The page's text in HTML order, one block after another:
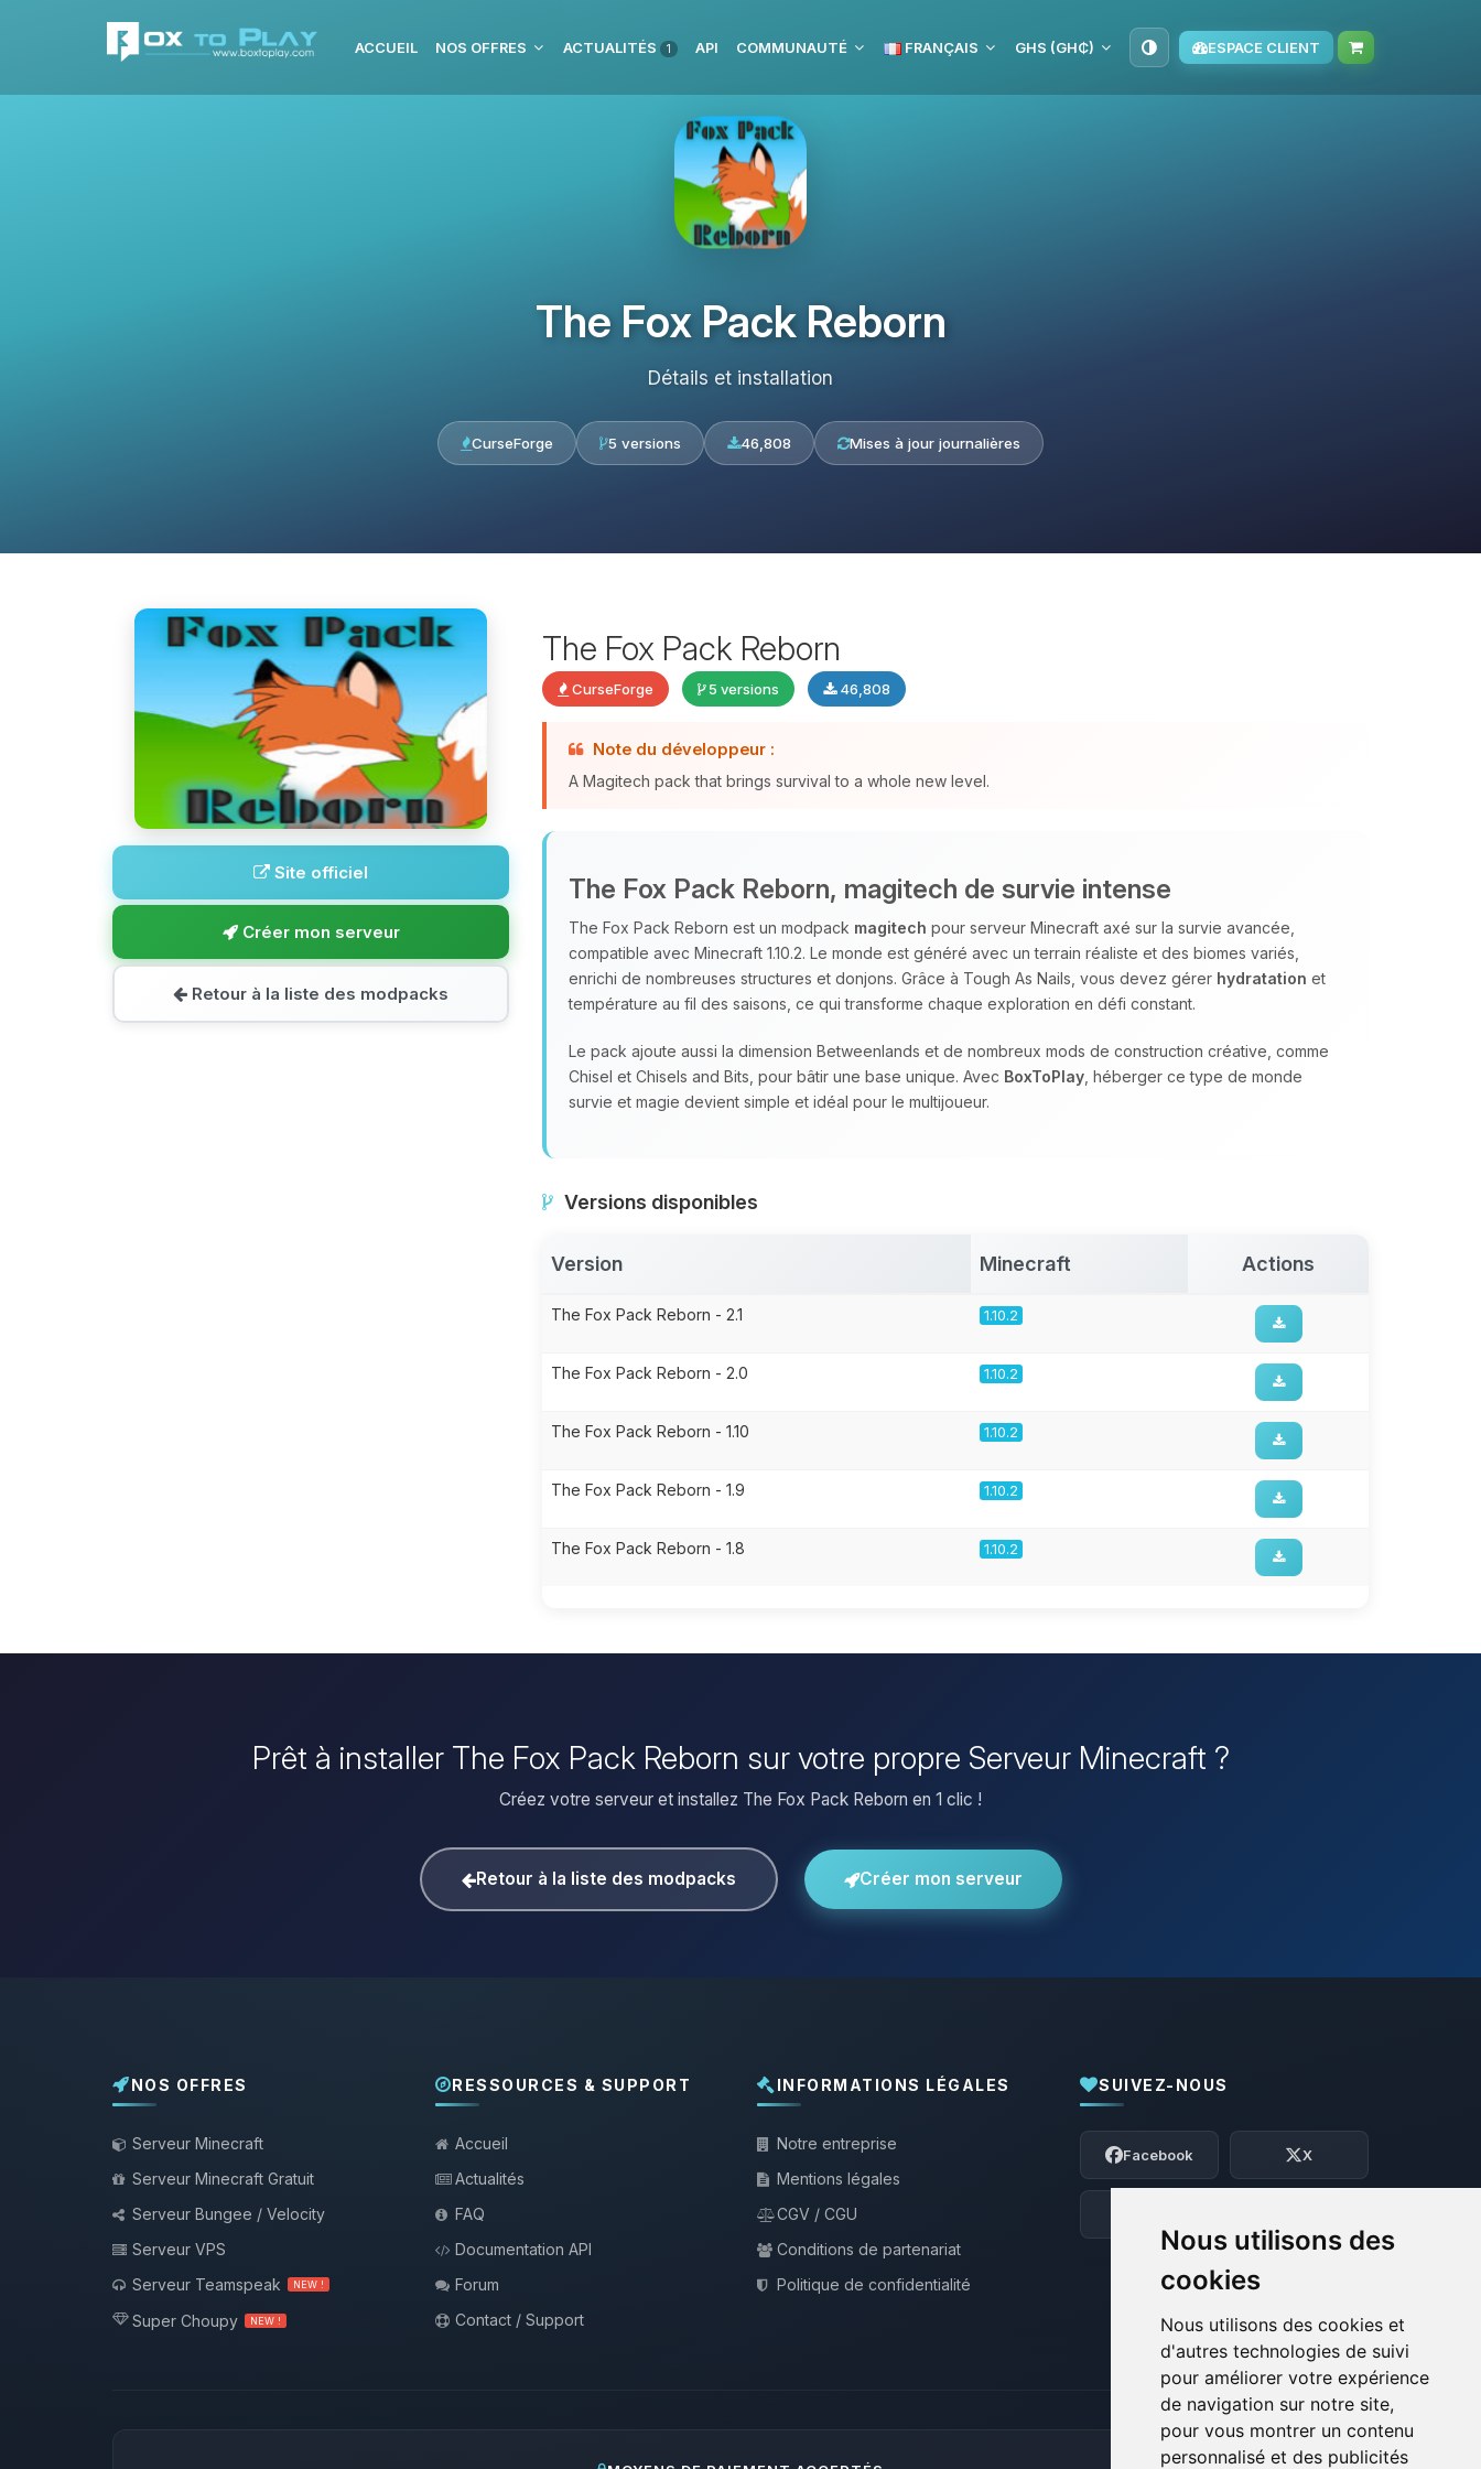
Nous utilisons des
cookies
Nous utilisons des cookies et
d'autres technologies de suivi
pour améliorer votre expérience
de navigation sur notre site,
pour vous montrer un contenu
personnalisé et des publicités
ACCUEIL NOS OFFRES ACTUALITÉS 1 API COMMUNAUTÉ FRANÇAIS GHS (GH₵) ESPACE CLIENT
The Fox Pack Reborn
Détails et installation
CurseForge 5 versions 46,808 Mises à jour journalières
Site officiel
Créer mon serveur
Retour à la liste des modpacks
The Fox Pack Reborn
CurseForge 5 versions 46,808
Note du développeur :
A Magitech pack that brings survival to a whole new level.
The Fox Pack Reborn, magitech de survie intense
The Fox Pack Reborn est un modpack magitech pour serveur Minecraft axé sur la survie avancée,
compatible avec Minecraft 1.10.2. Le monde est généré avec un terrain réaliste et des biomes variés,
enrichi de nombreuses structures et donjons. Grâce à Tough As Nails, vous devez gérer hydratation et
température au fil des saisons, ce qui transforme chaque exploration en défi constant.
Le pack ajoute aussi la dimension Betweenlands et de nombreux mods de construction créative, comme
Chisel et Chisels and Bits, pour bâtir une base unique. Avec BoxToPlay , héberger ce type de monde
survie et magie devient simple et idéal pour le multijoueur.
Versions disponibles
Version Minecraft Actions
The Fox Pack Reborn - 2.1 1.10.2
The Fox Pack Reborn - 2.0 1.10.2
The Fox Pack Reborn - 1.10 1.10.2
The Fox Pack Reborn - 1.9 1.10.2
The Fox Pack Reborn - 1.8 1.10.2
Prêt à installer The Fox Pack Reborn sur votre propre Serveur Minecraft ?
Créez votre serveur et installez The Fox Pack Reborn en 1 clic !
Retour à la liste des modpacks Créer mon serveur
NOS OFFRES
Serveur Minecraft
Serveur Minecraft Gratuit
Serveur Bungee / Velocity
Serveur VPS
Serveur Teamspeak
NEW !
Super Choupy NEW !
RESSOURCES & SUPPORT
Accueil
Actualités
FAQ
Documentation API
Forum
Contact / Support
INFORMATIONS LÉGALES
Notre entreprise
Mentions légales
CGV / CGU
Conditions de partenariat
Politique de confidentialité
SUIVEZ-NOUS
Facebook X
Youpi, enfin quelqu’un pour me parler !
Moi c’est Choupy, ton petit assistant
BoxToPlay. Dis-moi ce dont tu as besoin
et je vais remuer mes petits circuits
07/08/2026 à 10:43